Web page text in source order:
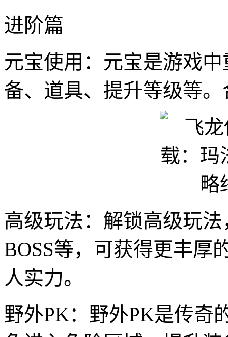
进阶篇
元宝使用：元宝是游戏
备、道具、提升等级等
高级玩法：解锁高级玩
BOSS等，可获得更丰厚
人实力。
野外PK：野外PK是传奇